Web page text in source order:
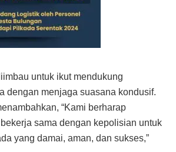
untuk ikut mendukung
dengan menjaga suasana kondusif.
“Kami berharap
sama dengan kepolisian untuk
yang damai, aman, dan sukses,”